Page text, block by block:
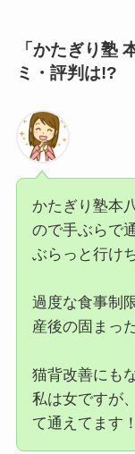
「かたぎり塾
ミ・評判は!?
かたぎり塾本
ので手ぶらで
ぶらっと行け
過度な食事制
産後の固まっ
猫背改善にも
私は女ですが
て通えてます！